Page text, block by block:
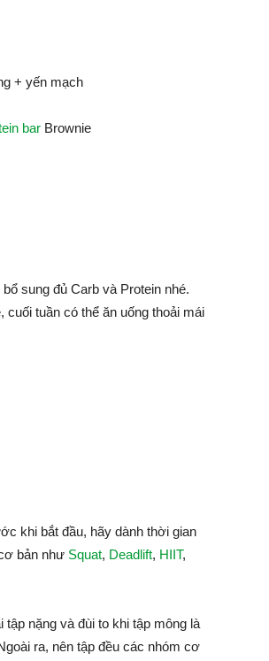
+ yến mạch
bar Brownie
sung đủ Carb và Protein nhé.
tuần có thể ăn uống thoải mái
khi bắt đầu, hãy dành thời gian
bản như Squat, Deadlift, HIIT,
tập nặng và đùi to khi tập mông là
ra, nên tập đều các nhóm cơ